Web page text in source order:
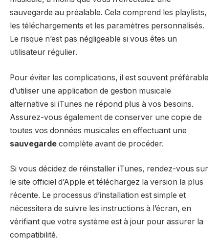
sauvegarde au préalable. Cela comprend les playlists,
les téléchargements et les paramètres personnalisés.
Le risque n’est pas négligeable si vous êtes un
utilisateur régulier.
Pour éviter les complications, il est souvent préférable
d’utiliser une application de gestion musicale
alternative si iTunes ne répond plus à vos besoins.
Assurez-vous également de conserver une copie de
toutes vos données musicales en effectuant une
sauvegarde complète avant de procéder.
Si vous décidez de réinstaller iTunes, rendez-vous sur
le site officiel d’Apple et téléchargez la version la plus
récente. Le processus d’installation est simple et
nécessitera de suivre les instructions à l’écran, en
vérifiant que votre système est à jour pour assurer la
compatibilité.